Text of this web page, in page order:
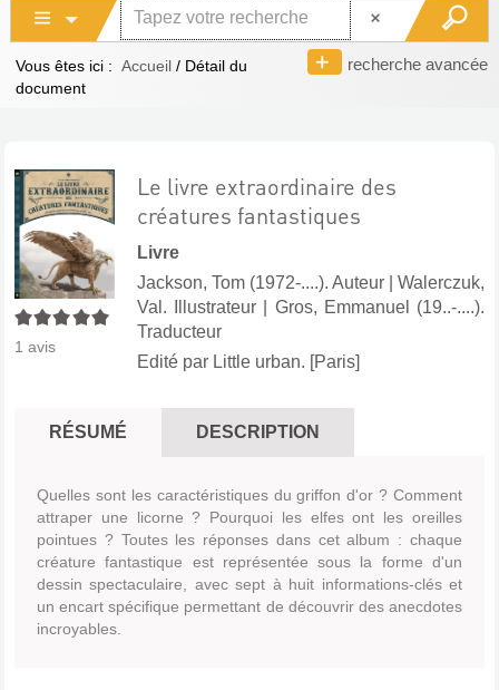
recherche avancée
Vous êtes ici : Accueil / Détail du
document
5/5
1 avis
Le livre extraordinaire des
créatures fantastiques
Livre
Jackson, Tom (1972-....). Auteur
Walerczuk,
Val. Illustrateur
Gros, Emmanuel (19..-....).
Traducteur
Edité par Little urban. [Paris]
RÉSUMÉ DESCRIPTION
Quelles sont les caractéristiques du griffon d'or ? Comment
attraper une licorne ? Pourquoi les elfes ont les oreilles
pointues ? Toutes les réponses dans cet album : chaque
créature fantastique est représentée sous la forme d'un
dessin spectaculaire, avec sept à huit informations-clés et
un encart spécifique permettant de découvrir des anecdotes
incroyables.